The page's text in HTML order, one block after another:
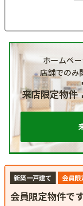
ホームペ
店舗でのみ
来店限定物件
新築一戸建て 会員限
会員限定物件で